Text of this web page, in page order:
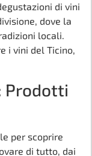
di vini
dove la
locali.
i vini del Ticino,
Prodotti
per scoprire
di tutto, dai